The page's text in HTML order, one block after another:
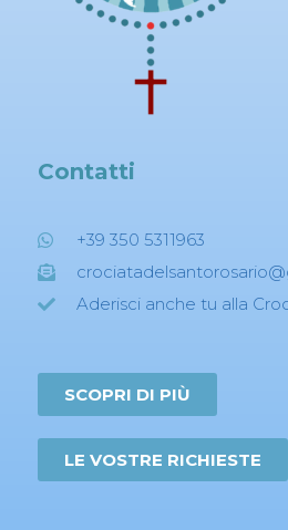
Contatti
+39 350 5311963
Aderisci anche tu alla
SCOPRI DI PIÙ
LE VOSTRE RICHIESTE